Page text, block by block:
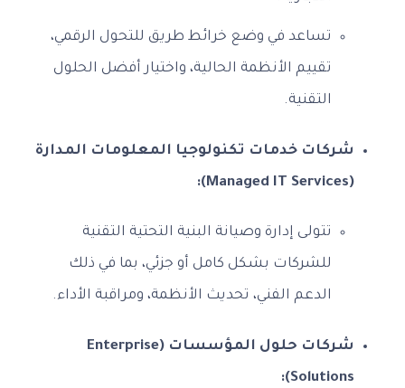
تساعد في وضع خرائط طريق للتحول الرقمي،
تقييم الأنظمة الحالية، واختيار أفضل الحلول
التقنية.
شركات خدمات تكنولوجيا المعلومات المدارة
(Managed IT Services):
تتولى إدارة وصيانة البنية التحتية التقنية
للشركات بشكل كامل أو جزئي، بما في ذلك
الدعم الفني، تحديث الأنظمة، ومراقبة الأداء.
شركات حلول المؤسسات (Enterprise
Solutions):